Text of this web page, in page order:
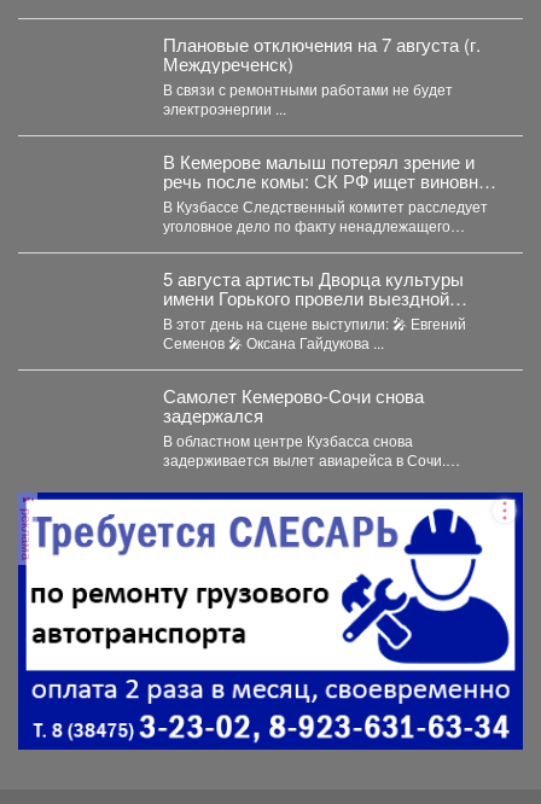
Плановые отключения на 7 августа (г.
Междуреченск)
В связи с ремонтными работами не будет
электроэнергии ...
В Кемерове малыш потерял зрение и
речь после комы: СК РФ ищет виновных
в искалеченном детстве
В Кузбассе Следственный комитет расследует
уголовное дело по факту ненадлежащего
5 августа артисты Дворца культуры
имени Горького провели выездной
концерт в реабилитационном центре
«Топаз».
В этот день на сцене выступили: 🎤 Евгений
Семенов 🎤 Оксана Гайдукова ...
Самолет Кемерово-Сочи снова
задержался
В областном центре Кузбасса снова
задерживается вылет авиарейса в Сочи.
реклама